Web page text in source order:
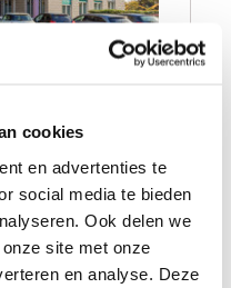
cookies
en advertenties te
social media te bieden
Ook delen we
site met onze
en analyse. Deze